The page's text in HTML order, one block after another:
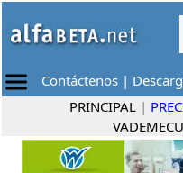
Contáctenos |
PRINCIPAL |